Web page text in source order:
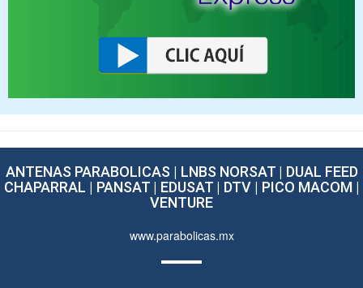
ANTENAS PARABOLICAS | LNBS NORSAT | DUAL FEED
CHAPARRAL | PANSAT | EDUSAT | DTV | PICO MACOM |
VENTURE
www.parabolicas.mx